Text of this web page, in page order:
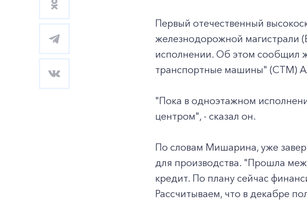
Первый отечественный
железнодорожной магистрали
исполнении. Об этом сообщил
транспортные машины" (СТМ)
"Пока в одноэтажном
центром", - сказал он.
По словам Мишарина, уже
для производства. "Прошла
кредит. По плану сейчас
Рассчитываем, что в декабре